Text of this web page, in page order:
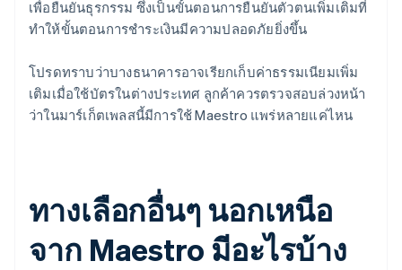
เพื่อยืนยันธุรกรรม ซึ่งเป็นขั้นตอนการยืนยันตัวตนเพิ่มเติมที่
ทำให้ขั้นตอนการชำระเงินมีความปลอดภัยยิ่งขึ้น
โปรดทราบว่าบางธนาคารอาจเรียกเก็บค่าธรรมเนียมเพิ่ม
เติมเมื่อใช้บัตรในต่างประเทศ ลูกค้าควรตรวจสอบล่วงหน้า
ว่าในมาร์เก็ตเพลสนี้มีการใช้ Maestro แพร่หลายแค่ไหน
ทางเลือกอื่นๆ นอกเหนือ
จาก Maestro มีอะไรบ้าง